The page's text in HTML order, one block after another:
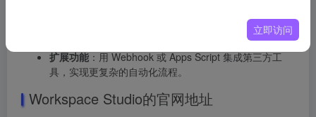
：智能体创建后自动运行，将其共享给团队
扩展功能：用 Webhook 或 Apps Script 集成第三方工
具，实现更复杂的自动化流程。
Workspace Studio的官网地址
立即访问